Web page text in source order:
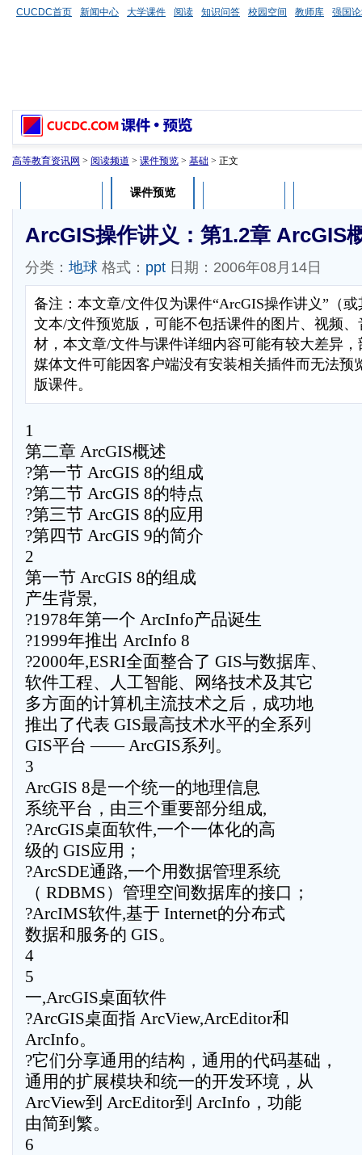
CUCDC首页 新闻中心 大学课件 阅读 知识问答 校园空间 教师库 强国
高等教育资讯网 > 阅读频道 > 课件预览 > 基础 > 正文
课件预览
ArcGIS操作讲义：第1.2章 ArcGIS
分类： 地球 格式： ppt 日期：2006年08月14日
备注：本文章/文件仅为课件“ArcGIS操作讲义”（
文本/文件预览版，可能不包括课件的图片、视频
材，本文章/文件与课件详细内容可能有较大差异
媒体文件可能因客户端没有安装相关插件而无法预
版课件。
1
第二章 ArcGIS概述
?第一节 ArcGIS 8的组成
?第二节 ArcGIS 8的特点
?第三节 ArcGIS 8的应用
?第四节 ArcGIS 9的简介
2
第一节 ArcGIS 8的组成
产生背景,
?1978年第一个 ArcInfo产品诞生
?1999年推出 ArcInfo 8
?2000年,ESRI全面整合了 GIS与数据库、
软件工程、人工智能、网络技术及其它
多方面的计算机主流技术之后，成功地
推出了代表 GIS最高技术水平的全系列
GIS平台 —— ArcGIS系列。
3
ArcGIS 8是一个统一的地理信息
系统平台，由三个重要部分组成,
?ArcGIS桌面软件,一个一体化的高
级的 GIS应用；
?ArcSDE通路,一个用数据管理系统
（ RDBMS）管理空间数据库的接口；
?ArcIMS软件,基于 Internet的分布式
数据和服务的 GIS。
4
5
一,ArcGIS桌面软件
?ArcGIS桌面指 ArcView,ArcEditor和
ArcInfo。
?它们分享通用的结构，通用的代码基础，
通用的扩展模块和统一的开发环境，从
ArcView到 ArcEditor到 ArcInfo，功能
由简到繁。
6